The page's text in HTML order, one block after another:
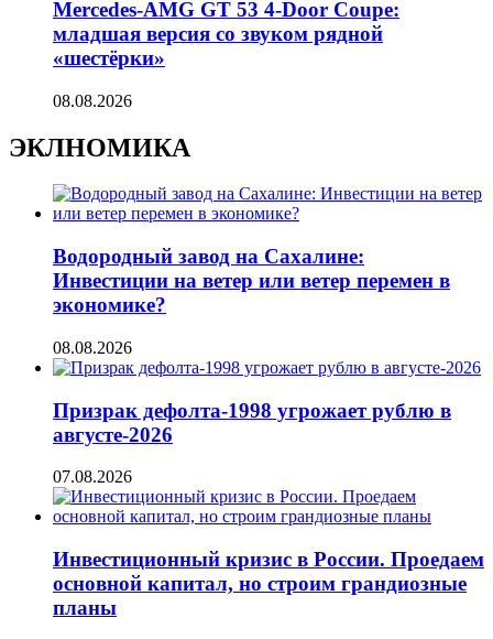
Mercedes-AMG GT 53 4-Door Coupe:
младшая версия со звуком рядной
«шестёрки»
08.08.2026
ЭКЛНОМИКА
Водородный завод на Сахалине:
Инвестиции на ветер или ветер перемен в
экономике?
08.08.2026
Призрак дефолта-1998 угрожает рублю в
августе-2026
07.08.2026
Инвестиционный кризис в России. Проедаем
основной капитал, но строим грандиозные
планы